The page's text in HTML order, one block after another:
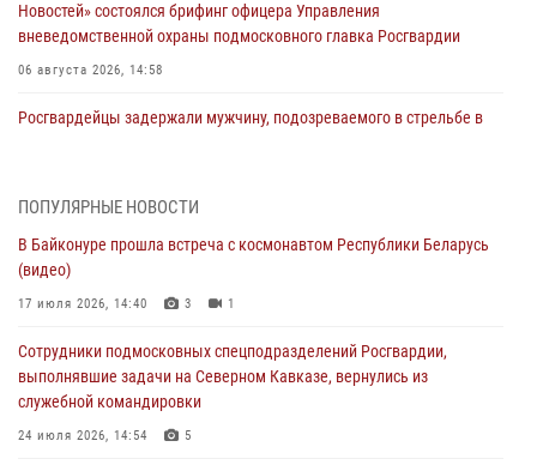
Новостей» состоялся брифинг офицера Управления
вневедомственной охраны подмосковного главка Росгвардии
06 августа 2026, 14:58
Росгвардейцы задержали мужчину, подозреваемого в стрельбе в
Подмосковье
05 августа 2026, 15:52
подозреваемые в организации незаконной миграции и
изготовлении поддельных документов (видео)
05 августа 2026, 15:48
ПОПУЛЯРНЫЕ НОВОСТИ
В Байконуре прошла встреча с космонавтом Республики Беларусь
(видео)
17 июля 2026, 14:40 3 1
Сотрудники подмосковных спецподразделений Росгвардии,
выполнявшие задачи на Северном Кавказе, вернулись из
служебной командировки
24 июля 2026, 14:54 5